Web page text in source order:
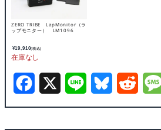
ZERO TRIBE LapMonitor（ラ
ップモニター） LM1096
¥19,910(税込)
X B R